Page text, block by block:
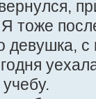
тоже
девушка, с